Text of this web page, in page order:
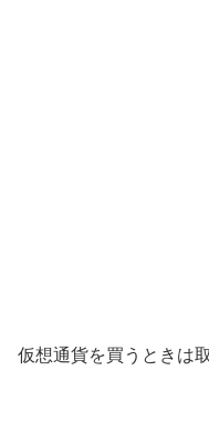
仮想通貨を買うときは